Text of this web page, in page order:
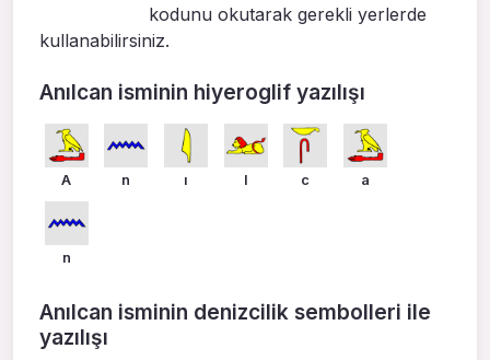
kodunu okutarak gerekli yerlerde
kullanabilirsiniz.
Anılcan isminin hiyeroglif yazılışı
A n ı l c a
n
Anılcan isminin denizcilik sembolleri ile
yazılışı